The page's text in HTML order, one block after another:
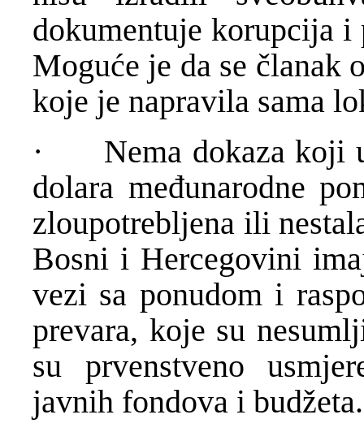
dokumentuje korupcija
Moguće je da se članak
koje je napravila sama
· Nema dokaza koji
dolara međunarodne
zloupotrebljena ili
Bosni i Hercegovini
vezi sa ponudom i
prevara, koje su
su prvenstveno
javnih fondova i budžeta.